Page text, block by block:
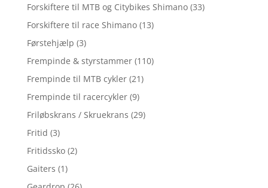
Forskiftere til MTB og Citybikes Shimano (33)
Forskiftere til race Shimano (13)
Førstehjælp (3)
Frempinde & styrstammer (110)
Frempinde til MTB cykler (21)
Frempinde til racercykler (9)
Friløbskrans / Skruekrans (29)
Fritid (3)
Fritidssko (2)
Gaiters (1)